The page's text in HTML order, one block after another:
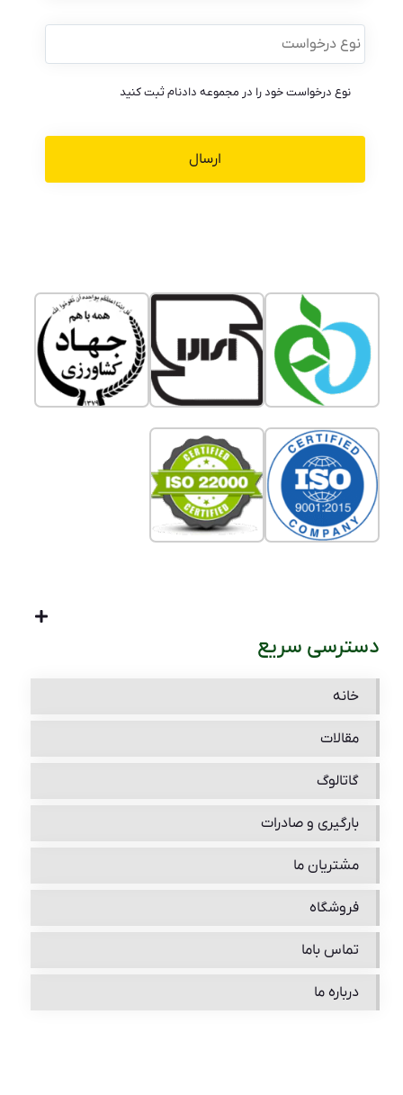
نوع
درخواست *
نوع درخواست خود را در مجموعه دادنام ثبت کنید
دسترسی سریع
خانه
مقالات
گاتالوگ
بارگیری و صادرات
مشتریان ما
فروشگاه
تماس باما
درباره ما